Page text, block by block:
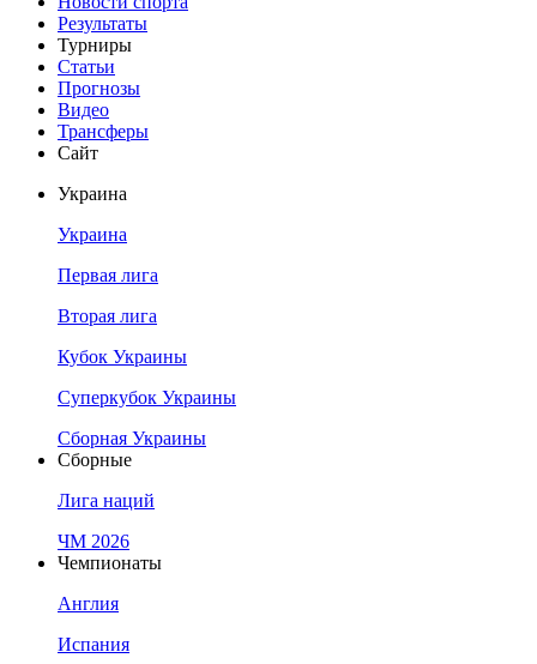
Результаты
Турниры
Статьи
Прогнозы
Видео
Трансферы
Сайт
Украина
Украина
Первая лига
Вторая лига
Кубок Украины
Суперкубок Украины
Сборная Украины
Сборные
Лига наций
ЧМ 2026
Чемпионаты
Англия
Испания